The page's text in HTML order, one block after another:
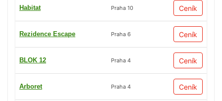
Habitat Praha 10 Ceník
Rezidence Escape Praha 6 Ceník
BLOK 12 Praha 4 Ceník
Arboret Praha 4 Ceník